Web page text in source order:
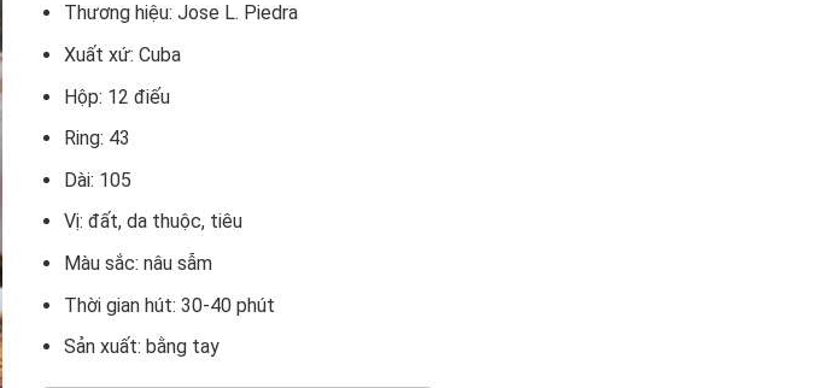
Thương hiệu: Jose L. Piedra
Xuất xứ: Cuba
Hộp: 12 điếu
Ring: 43
Dài: 105
Vị: đất, da thuộc, tiêu
Màu sắc: nâu sẫm
Thời gian hút: 30-40 phút
Sản xuất: bằng tay